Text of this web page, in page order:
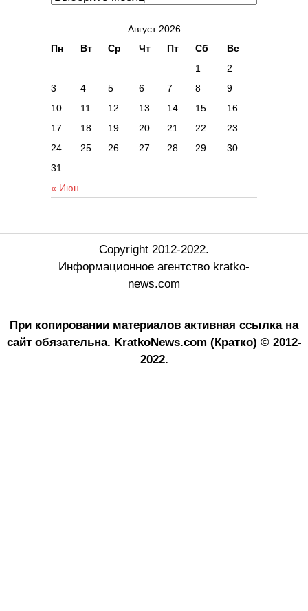
Август 2026
Пн
Вт Ср Чт Пт Сб Вс
« Июн
1
2
3
4 5 6 7 8
9
10
11 12 13 14 15
16
17
18 19 20 21 22
23
24
25 26 27 28 29
30
31
Copyright 2012-2022.
Информационное агентство kratko-
news.com
При копировании материалов активная ссылка на
сайт обязательна. KratkoNews.com (Кратко) © 2012-
2022.